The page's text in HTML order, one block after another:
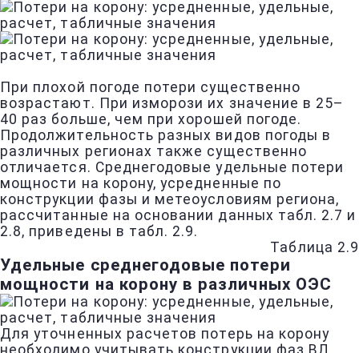
При плохой погоде потери существенно
возрастают. При изморози их значение в 25–
40 раз больше, чем при хорошей погоде.
Продолжительность разных видов погоды в
различных регионах также существенно
отличается. Среднегодовые удельные потери
мощности на корону, усредненные по
конструкции фазы и метеоусловиям региона,
рассчитанные на основании данных табл. 2.7 и
2.8, приведены в табл. 2.9.
Таблица 2.9
Удельные среднегодовые потери
мощности на корону в различных ОЭС
Для уточненных расчетов потерь на корону
необходимо учитывать конструкции фаз ВЛ,